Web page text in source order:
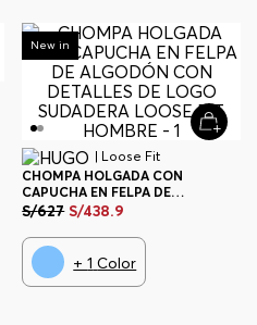
-30%
New in
| Loose Fit
CHOMPA HOLGADA CON
CAPUCHA EN FELPA DE
ALGODÓN CON DETALLES DE
HOMBRE
S/627 S/438.9
+1 Color